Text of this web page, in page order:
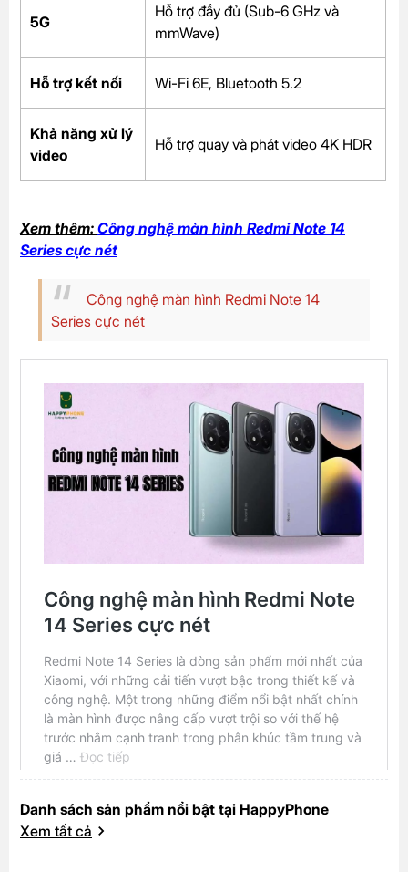
5G
Hỗ trợ đầy đủ (Sub-6 GHz và
mmWave)
Hỗ trợ kết nối Wi-Fi 6E, Bluetooth 5.2
Khả năng xử lý
video
Hỗ trợ quay và phát video 4K HDR
Xem thêm: Công nghệ màn hình Redmi Note 14
Series cực nét
Công nghệ màn hình Redmi Note 14
Series cực nét
Danh sách sản phẩm nổi bật tại HappyPhone
Xem tất cả